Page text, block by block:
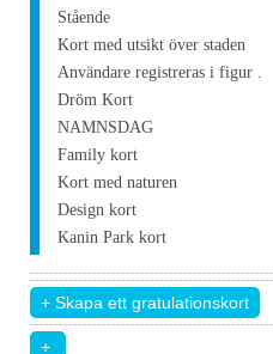
Stående
Kort med utsikt över staden
Användare registreras i figur .
Dröm Kort
NAMNSDAG
Family kort
Kort med naturen
Design kort
Kanin Park kort